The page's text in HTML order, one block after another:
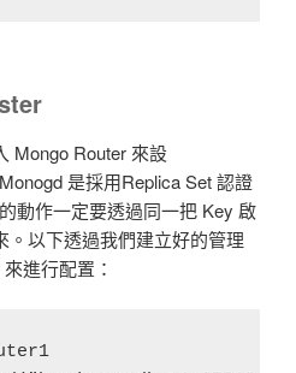
Mongo Router 來設
Monogd是採用Replica Set認證
的動作一定要透過同一把 Key 啟
以下透過我們建立好的管理
來進行配置：